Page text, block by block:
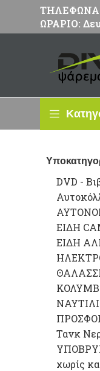
ΤΗΛΕΦΩΝΑ
ΩΡΑΡΙΟ:
DVD -
ΕΙΔΗ
ΕΙΔΗ
Τανκ
χωρίς